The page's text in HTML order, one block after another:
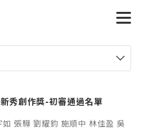
秀創作獎-初審通過名單
張驊 劉耀鈞 施順中 林佳盈 吳